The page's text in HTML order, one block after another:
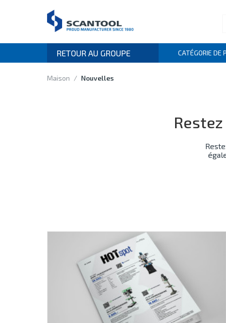
RETOUR AU GROUPE CATÉGORIE DE
Maison / Nouvelles